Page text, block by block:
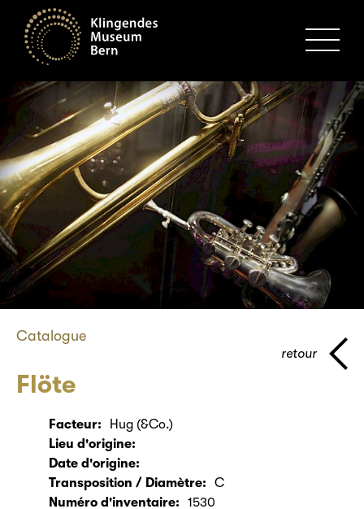
Catalogue
Flöte
retour
Facteur:
Hug (&Co.)
Lieu d'origine:
Date d'origine:
Transposition / Diamètre:
C
Numéro d'inventaire:
1530